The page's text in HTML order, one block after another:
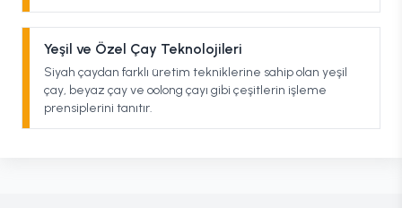
Yeşil ve Özel Çay Teknolojileri
Siyah çaydan farklı üretim tekniklerine sahip olan yeşil
çay, beyaz çay ve oolong çayı gibi çeşitlerin işleme
prensiplerini tanıtır.